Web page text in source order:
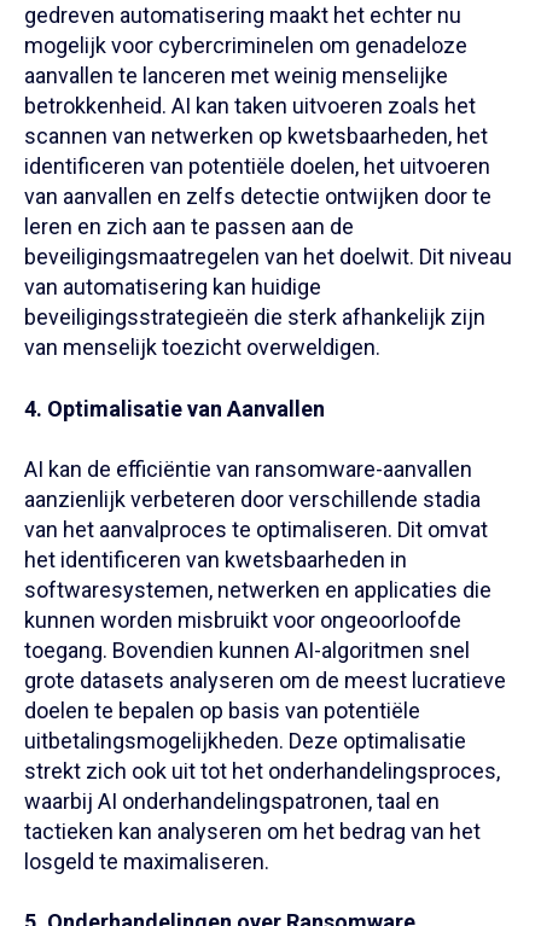
gedreven automatisering maakt het echter nu
mogelijk voor cybercriminelen om genadeloze
aanvallen te lanceren met weinig menselijke
betrokkenheid. AI kan taken uitvoeren zoals het
scannen van netwerken op kwetsbaarheden, het
identificeren van potentiële doelen, het uitvoeren
van aanvallen en zelfs detectie ontwijken door te
leren en zich aan te passen aan de
beveiligingsmaatregelen van het doelwit. Dit niveau
van automatisering kan huidige
beveiligingsstrategieën die sterk afhankelijk zijn
van menselijk toezicht overweldigen.
4. Optimalisatie van Aanvallen
AI kan de efficiëntie van ransomware-aanvallen
aanzienlijk verbeteren door verschillende stadia
van het aanvalproces te optimaliseren. Dit omvat
het identificeren van kwetsbaarheden in
softwaresystemen, netwerken en applicaties die
kunnen worden misbruikt voor ongeoorloofde
toegang. Bovendien kunnen AI-algoritmen snel
grote datasets analyseren om de meest lucratieve
doelen te bepalen op basis van potentiële
uitbetalingsmogelijkheden. Deze optimalisatie
strekt zich ook uit tot het onderhandelingsproces,
waarbij AI onderhandelingspatronen, taal en
tactieken kan analyseren om het bedrag van het
losgeld te maximaliseren.